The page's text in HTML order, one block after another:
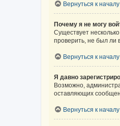
Вернуться к началу
Почему я не могу
Существует
проверить, не был ли
Вернуться к началу
Я давно
Возможно,
оставляющих
Вернуться к началу